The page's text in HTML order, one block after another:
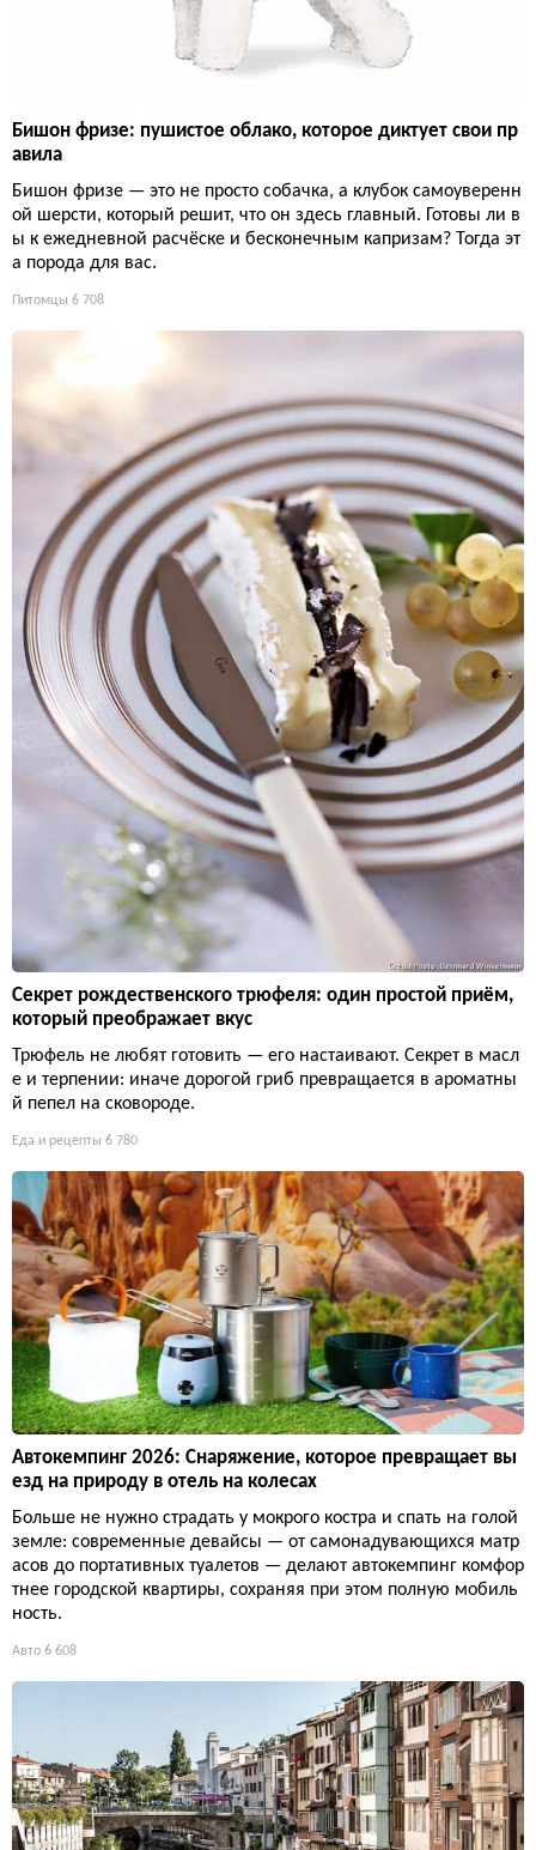
Бишон фризе: пушистое облако, которое диктует свои пр
авила
Бишон фризе — это не просто собачка, а клубок самоуверенн
ой шерсти, который решит, что он здесь главный. Готовы ли в
ы к ежедневной расчёске и бесконечным капризам? Тогда эт
а порода для вас.
Питомцы 6 708
Секрет рождественского трюфеля: один простой приём,
который преображает вкус
Трюфель не любят готовить — его настаивают. Секрет в масл
е и терпении: иначе дорогой гриб превращается в ароматны
й пепел на сковороде.
Еда и рецепты 6 780
Автокемпинг 2026: Снаряжение, которое превращает вы
езд на природу в отель на колесах
Больше не нужно страдать у мокрого костра и спать на голой
земле: современные девайсы — от самонадувающихся матр
асов до портативных туалетов — делают автокемпинг комфор
тнее городской квартиры, сохраняя при этом полную мобиль
ность.
Авто 6 608